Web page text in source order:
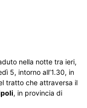
nella notte tra ieri,
5, intorno all’1.30, in
tratto che attraversa il
, in provincia di